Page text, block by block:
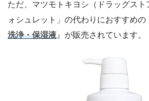
ただ、マツモトキヨシ（ドラッグスト
ォシュレット」の代わりにおすすめの
洗浄・保湿液 』が販売されています。